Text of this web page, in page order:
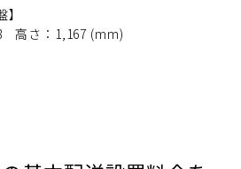
高さ：1,167 (mm)